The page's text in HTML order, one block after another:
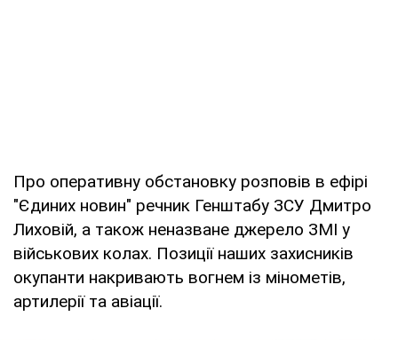
Про оперативну обстановку розповів в ефірі
"Єдиних новин" речник Генштабу ЗСУ Дмитро
Лиховій, а також неназване джерело ЗМІ у
військових колах. Позиції наших захисників
окупанти накривають вогнем із мінометів,
артилерії та авіації.